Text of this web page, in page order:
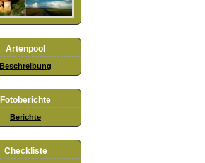
Artenpool
Beschreibung
Fotoberichte
Berichte
Checkliste